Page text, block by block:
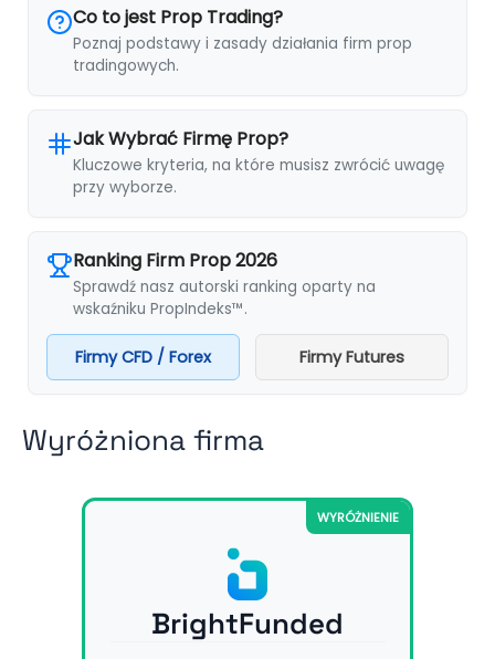
Co to jest Prop Trading?
Poznaj podstawy i zasady działania firm prop
tradingowych.
Jak Wybrać Firmę Prop?
Kluczowe kryteria, na które musisz zwrócić uwagę
przy wyborze.
Ranking Firm Prop 2026
Sprawdź nasz autorski ranking oparty na
wskaźniku PropIndeks™.
Firmy CFD / Forex Firmy Futures
Wyróżniona firma
WYRÓŻNIENIE
BrightFunded